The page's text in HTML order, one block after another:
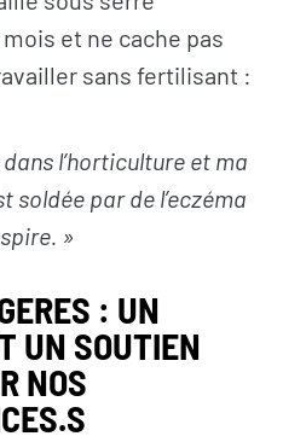
et ne cache pas
sans fertilisant :
l’horticulture et ma
soldée par de l’eczéma
»
: UN
UN SOUTIEN
NOS